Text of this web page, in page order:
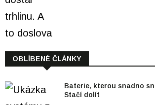
OBLÍBENÉ ČLÁNKY
Baterie, kterou snadno
Stačí dolít